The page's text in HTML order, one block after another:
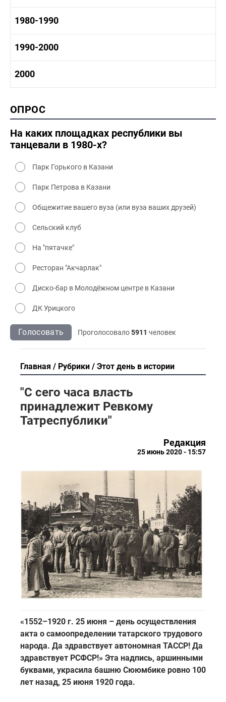
1960-1970 промышленность
1960-1970 культура
1970-1980 история
1970-1980 культура
1970 - 1980 быт
1980-1990
1980 -1990 история
1980-1990 культура
1990-2000
1990-2000 культура
2000
2000 промышленность
2000 культура
ОПРОС
На каких площадках республики вы
танцевали в 1980-х?
Парк Горького в Казани
Парк Петрова в Казани
Общежитие вашего вуза (или вуза ваших друзей)
Сельский клуб
На "пятачке"
Ресторан "Акчарлак"
Диско-бар в Молодёжном центре в Казани
ДК Урицкого
Голосовать Проголосовало5911 человек
Главная Рубрики Этот день в истории
"С сего часа власть
принадлежит Ревкому
Татреспублики"
Редакция
25 июнь 2020 - 15:57
«1552–1920 г. 25 июня – день осуществления
акта о самоопределении татарского трудового
народа. Да здравствует автономная ТАССР! Да
здравствует РСФСР!» Эта надпись, аршинными
буквами, украсила башню Сююмбике ровно 100
лет назад, 25 июня 1920 года.